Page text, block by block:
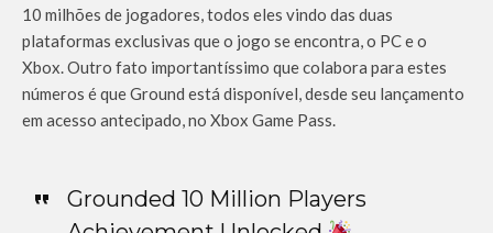
10 milhões de jogadores, todos eles vindo das duas
plataformas exclusivas que o jogo se encontra, o PC e o
Xbox. Outro fato importantíssimo que colabora para estes
números é que Ground está disponível, desde seu lançamento
em acesso antecipado, no Xbox Game Pass.
Grounded 10 Million Players